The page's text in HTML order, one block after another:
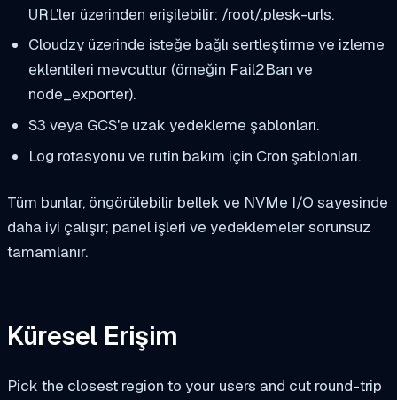
URL'ler üzerinden erişilebilir: /root/.plesk-urls.
Cloudzy üzerinde isteğe bağlı sertleştirme ve izleme
eklentileri mevcuttur (örneğin Fail2Ban ve
node_exporter).
S3 veya GCS'e uzak yedekleme şablonları.
Log rotasyonu ve rutin bakım için Cron şablonları.
Tüm bunlar, öngörülebilir bellek ve NVMe I/O sayesinde
daha iyi çalışır; panel işleri ve yedeklemeler sorunsuz
tamamlanır.
Küresel Erişim
Pick the closest region to your users and cut round-trip